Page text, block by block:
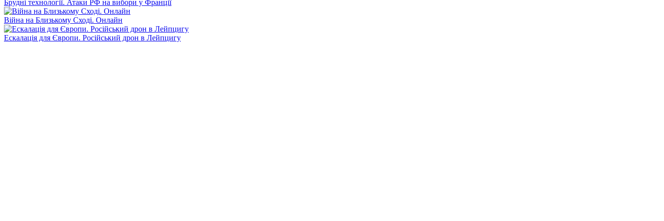
Брудні технології. Атаки РФ на вибори у Франції
Війна на Близькому Сході. Онлайн
Ескалація для Європи. Російський дрон в Лейпцигу